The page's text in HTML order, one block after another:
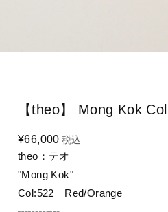
【theo】 Mong Kok
¥66,000 税込
theo：テオ
"Mong Kok"
Col:522 Red/Orange